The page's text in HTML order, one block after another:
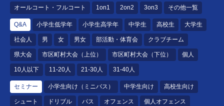
オールコート・フルコート 1on1 2on2 3on3 その他一覧
Q&A 小学生低学年 小学生高学年 中学生 高校生 大学生
社会人 男 女 男女 部活動・体育会 クラブチーム
県大会 市区町村大会（上位） 市区町村大会（下位） 個人
10人以下 11-20人 21-30人 31-40人
セミナー 小学生向け（ミニバス） 中学生向け 高校生向け
シュート ドリブル パス オフェンス 個人オフェンス